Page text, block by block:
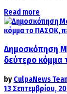
Read more
Δημοσκόπηση
δεύτερο κόμμα
by CulpaNews
13 Σεπτεμβρίου,